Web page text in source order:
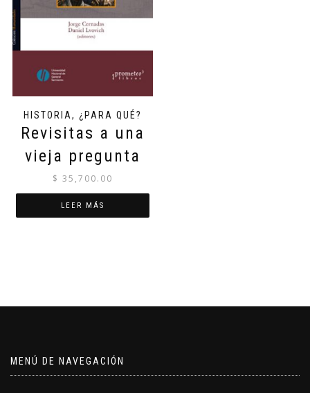
HISTORIA, ¿PARA QUÉ?
Revisitas a una
vieja pregunta
$ 35,700.00
LEER MÁS
MENÚ DE NAVEGACIÓN